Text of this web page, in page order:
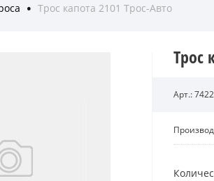
● Трос капота 2101 Трос-Авто
Трос
Арт.: 7422